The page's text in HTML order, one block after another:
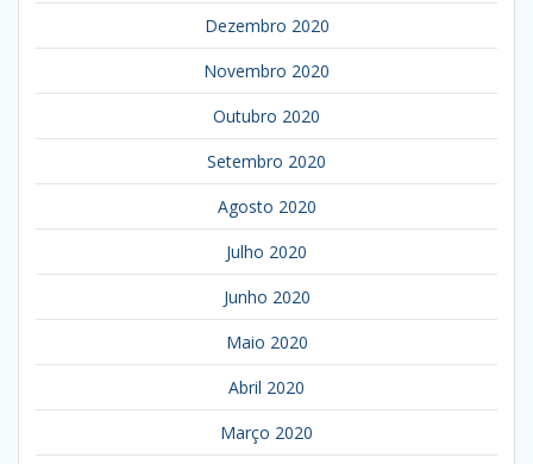
Dezembro 2020
Novembro 2020
Outubro 2020
Setembro 2020
Agosto 2020
Julho 2020
Junho 2020
Maio 2020
Abril 2020
Março 2020